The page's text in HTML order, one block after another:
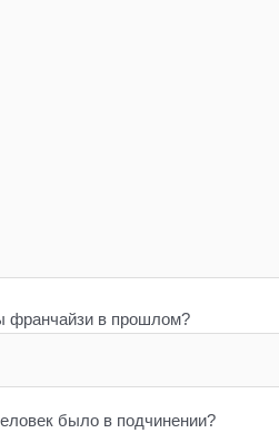
франчайзи в прошлом?
было в подчинении?